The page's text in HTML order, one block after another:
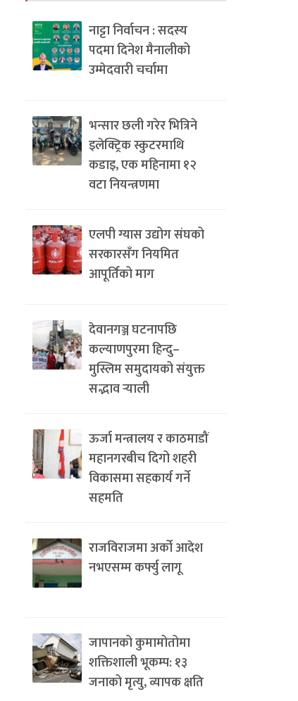
नाट्टा निर्वाचन : सदस्य
पदमा दिनेश मैनालीको
उम्मेदवारी चर्चामा
भन्सार छली गरेर भित्रिने
इलेक्ट्रिक स्कुटरमाथि
कडाइ, एक महिनामा १२
वटा नियन्त्रणमा
एलपी ग्यास उद्योग संघको
सरकारसँग नियमित
आपूर्तिको माग
देवानगञ्ज घटनापछि
कल्याणपुरमा हिन्दु–
मुस्लिम समुदायको संयुक्त
सद्भाव र्‍याली
ऊर्जा मन्त्रालय र काठमाडौं
महानगरबीच दिगो शहरी
विकासमा सहकार्य गर्ने
सहमति
राजविराजमा अर्को आदेश
नभएसम्म कर्फ्यु लागू
जापानको कुमामोतोमा
शक्तिशाली भूकम्प: १३
जनाको मृत्यु, व्यापक क्षति